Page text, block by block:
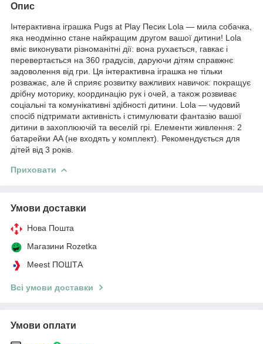
Опис
Інтерактивна іграшка Pugs at Play Песик Lola — мила собачка,
яка неодмінно стане найкращим другом вашої дитини! Lola
вміє виконувати різноманітні дії: вона рухається, гавкає і
перевертається на 360 градусів, даруючи дітям справжнє
задоволення від гри. Ця інтерактивна іграшка не тільки
розважає, але й сприяє розвитку важливих навичок: покращує
дрібну моторику, координацію рук і очей, а також розвиває
соціальні та комунікативні здібності дитини. Lola — чудовий
спосіб підтримати активність і стимулювати фантазію вашої
дитини в захоплюючій та веселій грі. Елементи живлення: 2
батарейки AA (не входять у комплект). Рекомендується для
дітей від 3 років.
Приховати
Умови доставки
Нова Пошта
Магазини Rozetka
Meest ПОШТА
Всі умови доставки
Умови оплати